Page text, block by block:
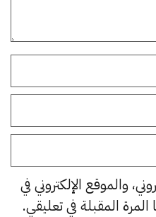
والموقع الإلكتروني في
المقبلة في تعليقي.